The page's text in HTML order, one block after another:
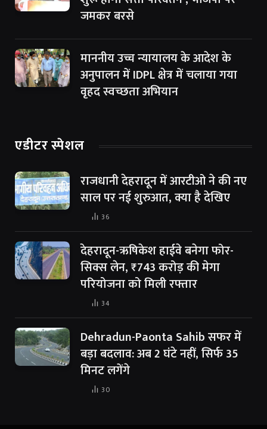
जमकर बरसे
माननीय उच्च न्यायालय के आदेश के
अनुपालन में IDPL क्षेत्र में चलाया गया
वृहद स्वच्छता अभियान
एडीटर स्पेशल
राजधानी देहरादून में आरटीओ ने की नए
साल पर नई शुरुआत, क्या है देखिए
36
देहरादून-ऋषिकेश हाईवे बनेगा फोर-
सिक्स लेन, ₹743 करोड़ की मेगा
परियोजना को मिली रफ्तार
34
Dehradun-Paonta Sahib सफर में
बड़ा बदलाव: अब 2 घंटे नहीं, सिर्फ 35
मिनट लगेंगे
30